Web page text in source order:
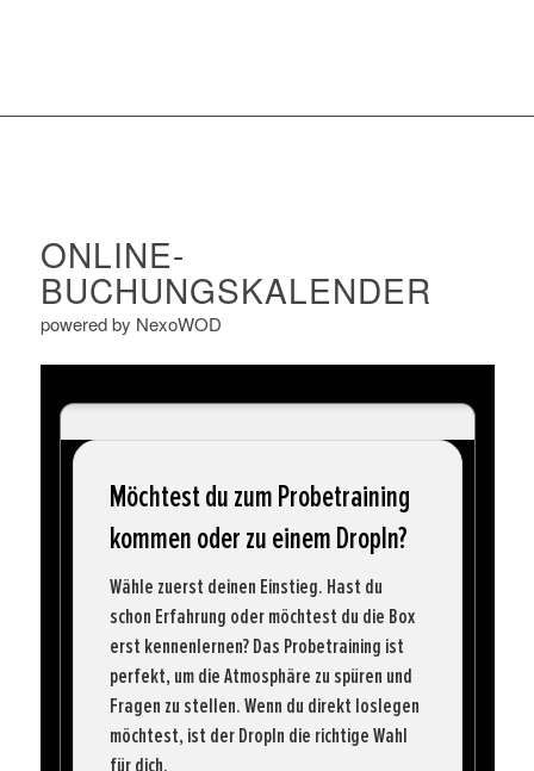
ONLINE-
BUCHUNGSKALENDER
powered by NexoWOD